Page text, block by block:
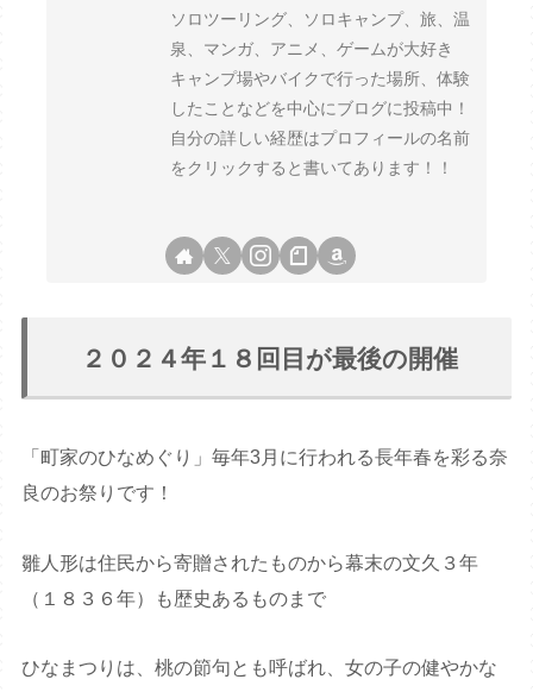
ソロツーリング、ソロキャンプ、旅、温
泉、マンガ、アニメ、ゲームが大好き
キャンプ場やバイクで行った場所、体験
したことなどを中心にブログに投稿中！
自分の詳しい経歴はプロフィールの名前
をクリックすると書いてあります！！
２０２４年１８回目が最後の開催
「町家のひなめぐり」毎年3月に行われる長年春を彩る奈
良のお祭りです！
雛人形は住民から寄贈されたものから幕末の文久３年
（１８３６年）も歴史あるものまで
ひなまつりは、桃の節句とも呼ばれ、女の子の健やかな